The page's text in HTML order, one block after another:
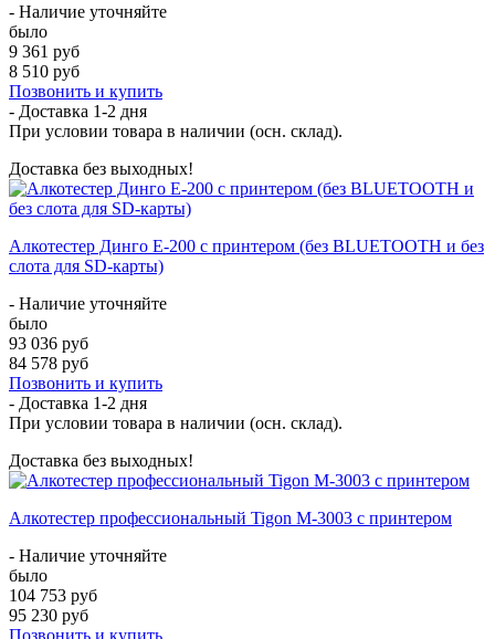
- Наличие уточняйте
было
9 361 руб
8 510 руб
Позвонить и купить
- Доставка 1-2 дня
При условии товара в наличии (осн. склад).
Доставка без выходных!
Алкотестер Динго Е-200 с принтером (без BLUETOOTH и без
слота для SD-карты)
- Наличие уточняйте
было
93 036 руб
84 578 руб
Позвонить и купить
- Доставка 1-2 дня
При условии товара в наличии (осн. склад).
Доставка без выходных!
Алкотестер профессиональный Tigon M-3003 с принтером
- Наличие уточняйте
было
104 753 руб
95 230 руб
Позвонить и купить